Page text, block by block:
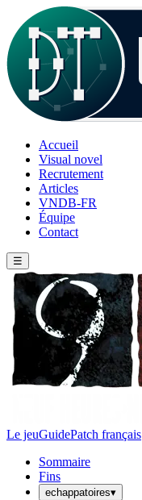
Accueil
Visual novel
Recrutement
Articles
VNDB-FR
Équipe
Contact
☰
Le jeuGuidePatch français
Sommaire
Fins
echappatoires▾